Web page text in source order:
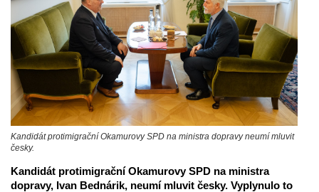
Kandidát protimigrační Okamurovy SPD na ministra dopravy neumí mluvit
česky.
Kandidát protimigrační Okamurovy SPD na ministra
dopravy, Ivan Bednárik, neumí mluvit česky. Vyplynulo to